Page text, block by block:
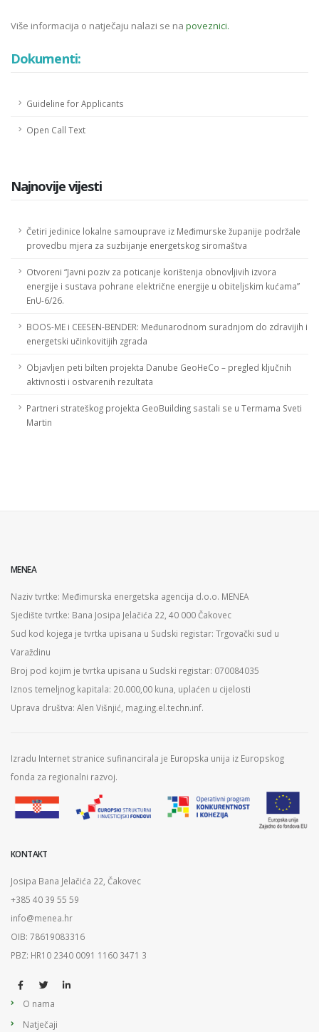
Više informacija o natječaju nalazi se na poveznici.
Dokumenti:
Guideline for Applicants
Open Call Text
Najnovije vijesti
Četiri jedinice lokalne samouprave iz Međimurske županije podržale
provedbu mjera za suzbijanje energetskog siromaštva
Otvoreni “Javni poziv za poticanje korištenja obnovljivih izvora
energije i sustava pohrane električne energije u obiteljskim kućama”
EnU-6/26.
BOOS-ME i CEESEN-BENDER: Međunarodnom suradnjom do zdravijih i
energetski učinkovitijih zgrada
Objavljen peti bilten projekta Danube GeoHeCo – pregled ključnih
aktivnosti i ostvarenih rezultata
Partneri strateškog projekta GeoBuilding sastali se u Termama Sveti
Martin
MENEA
Naziv tvrtke: Međimurska energetska agencija d.o.o. MENEA
Sjedište tvrtke: Bana Josipa Jelačića 22, 40 000 Čakovec
Sud kod kojega je tvrtka upisana u Sudski registar: Trgovački sud u
Varaždinu
Broj pod kojim je tvrtka upisana u Sudski registar: 070084035
Iznos temeljnog kapitala: 20.000,00 kuna, uplaćen u cijelosti
Uprava društva: Alen Višnjić, mag.ing.el.techn.inf.
Izradu Internet stranice sufinancirala je Europska unija iz Europskog
fonda za regionalni razvoj.
KONTAKT
Josipa Bana Jelačića 22, Čakovec
+385 40 39 55 59
info@menea.hr
OIB: 78619083316
PBZ: HR10 2340 0091 1160 3471 3
O nama
Natječaji